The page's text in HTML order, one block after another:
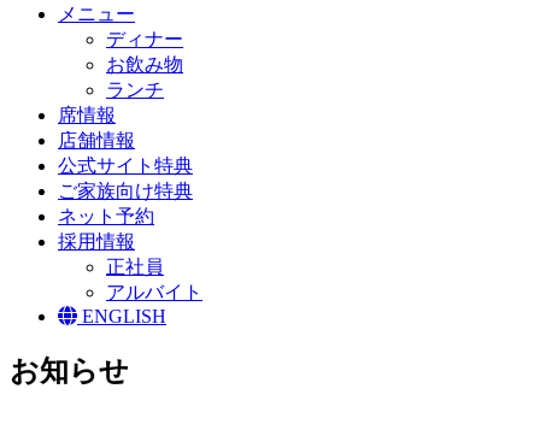
メニュー
ディナー
お飲み物
ランチ
席情報
店舗情報
公式サイト特典
ご家族向け特典
ネット予約
採用情報
正社員
アルバイト
ENGLISH
お知らせ